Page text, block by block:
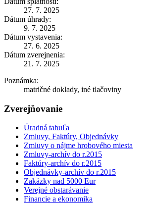
27. 7. 2025
Dátum úhrady:
9. 7. 2025
Dátum vystavenia:
27. 6. 2025
Dátum zverejnenia:
21. 7. 2025
Poznámka:
matričné doklady, iné tlačoviny
Zverejňovanie
Úradná tabuľa
Zmluvy, Faktúry, Objednávky
Zmluvy o nájme hrobového miesta
Zmluvy-archív do r.2015
Faktúry-archív do r.2015
Objednávky-archív do r.2015
Zakázky nad 5000 Eur
Verejné obstarávanie
Financie a ekonomika